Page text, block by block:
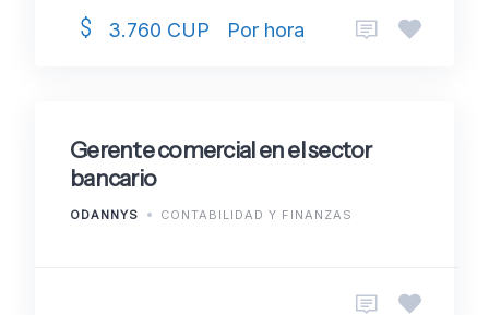
3.760 CUP Por hora
Gerente comercial en el sector
bancario
ODANNYS CONTABILIDAD Y FINANZAS